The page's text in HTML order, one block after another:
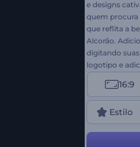
e designs
quem procura
que reflita a
Alcorão.
digitando
logotipo e
na nossa
vídeos de
de
e
Quran!
16:9
Estilo